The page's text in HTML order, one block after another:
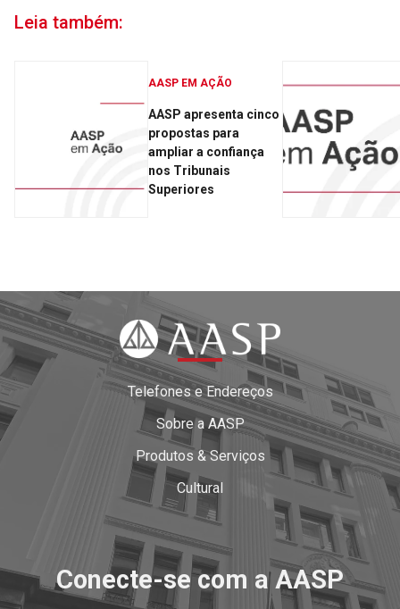
Leia também:
AASP EM AÇÃO
AASP apresenta cinco
propostas para
ampliar a confiança
nos Tribunais
Superiores
Telefones e Endereços
Sobre a AASP
Produtos & Serviços
Cultural
Conecte-se com a AASP